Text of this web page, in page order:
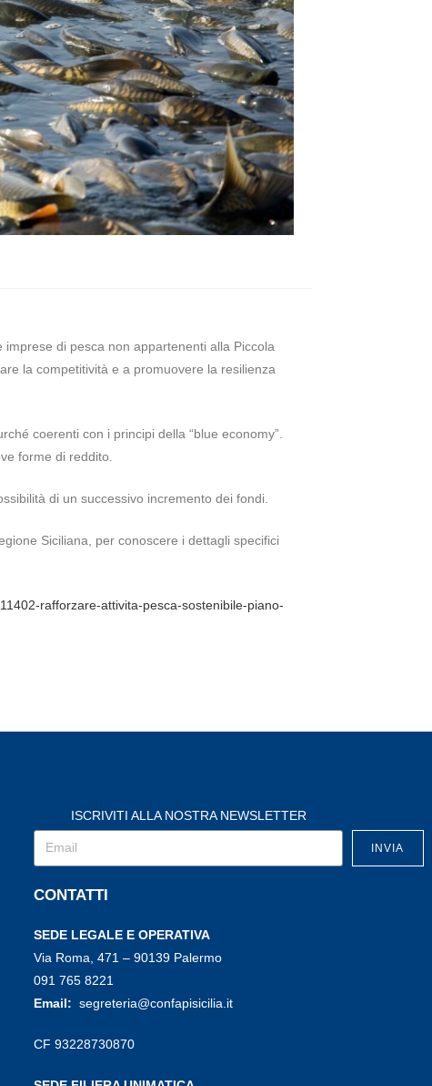
di pesca non appartenenti alla Piccola
la competitività e a promuovere la resilienza
coerenti con i principi della “blue economy”.
forme di reddito.
di un successivo incremento dei fondi.
Siciliana, per conoscere i dettagli specifici
rafforzare-attivita-pesca-sostenibile-piano-
ISCRIVITI ALLA NOSTRA NEWSLETTER
INVIA
CONTATTI
SEDE LEGALE E OPERATIVA
Via Roma, 471 – 90139 Palermo
091 765 8221
Email: segreteria@confapisicilia.it
CF 93228730870